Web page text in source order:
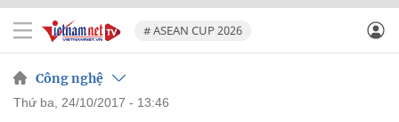
# ASEAN CUP 2026
Công nghệ
thứ ba, 24/10/2017 - 13:46